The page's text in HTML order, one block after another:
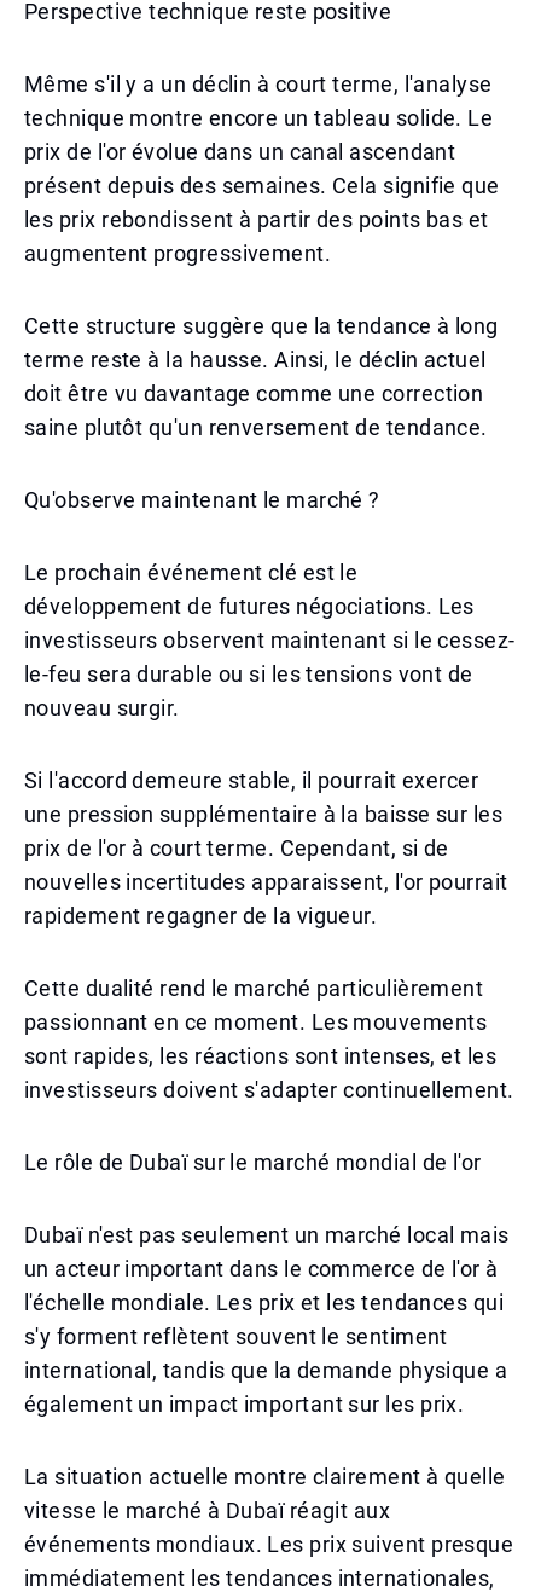
Perspective technique reste positive
Même s'il y a un déclin à court terme, l'analyse
technique montre encore un tableau solide. Le
prix de l'or évolue dans un canal ascendant
présent depuis des semaines. Cela signifie que
les prix rebondissent à partir des points bas et
augmentent progressivement.
Cette structure suggère que la tendance à long
terme reste à la hausse. Ainsi, le déclin actuel
doit être vu davantage comme une correction
saine plutôt qu'un renversement de tendance.
Qu'observe maintenant le marché ?
Le prochain événement clé est le
développement de futures négociations. Les
investisseurs observent maintenant si le cessez-
le-feu sera durable ou si les tensions vont de
nouveau surgir.
Si l'accord demeure stable, il pourrait exercer
une pression supplémentaire à la baisse sur les
prix de l'or à court terme. Cependant, si de
nouvelles incertitudes apparaissent, l'or pourrait
rapidement regagner de la vigueur.
Cette dualité rend le marché particulièrement
passionnant en ce moment. Les mouvements
sont rapides, les réactions sont intenses, et les
investisseurs doivent s'adapter continuellement.
Le rôle de Dubaï sur le marché mondial de l'or
Dubaï n'est pas seulement un marché local mais
un acteur important dans le commerce de l'or à
l'échelle mondiale. Les prix et les tendances qui
s'y forment reflètent souvent le sentiment
international, tandis que la demande physique a
également un impact important sur les prix.
La situation actuelle montre clairement à quelle
vitesse le marché à Dubaï réagit aux
événements mondiaux. Les prix suivent presque
immédiatement les tendances internationales,